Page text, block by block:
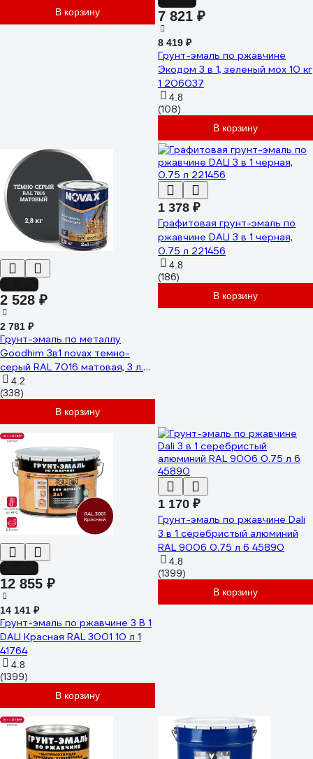
В корзину 7 821 ₽
8 419 ₽
Грунт-эмаль по ржавчине
Экодом 3 в 1, зеленый мох 10 кг
1 206037
4.8
(108)
В корзину
2 528 ₽
2 781 ₽
Грунт-эмаль по металлу
Goodhim 3в1 novax темно-
серый RAL 7016 матовая, 3 л.
2,8кг 11035
4.2
(338)
В корзину
1 378 ₽
Графитовая грунт-эмаль по
ржавчине DALI 3 в 1 черная,
0.75 л 221456
4.8
(186)
В корзину
12 855 ₽
14 141 ₽
Грунт-эмаль по ржавчине 3 В 1
DALI Красная RAL 3001 10 л 1
41764
4.8
(1399)
В корзину
1 170 ₽
Грунт-эмаль по ржавчине Dali
3 в 1 серебристый алюминий
RAL 9006 0.75 л 6 45890
4.8
(1399)
В корзину